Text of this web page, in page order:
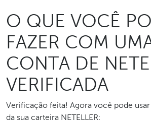
O QUE VOCÊ
FAZER COM
CONTA DE
VERIFICADA
Verificação feita! Agora você pode
da sua carteira NETELLER: